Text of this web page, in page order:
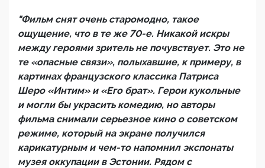
"Фильм снят очень старомодно, такое
ощущение, что в те же 70-е. Никакой искры
между героями зритель не почувствует. Это не
те «опасные связи», полыхавшие, к примеру, в
картинах французского классика Патриса
Шеро «Интим» и «Его брат». Герои кукольные
и могли бы украсить комедию, но авторы
фильма снимали серьезное кино о советском
режиме, который на экране получился
карикатурным и чем-то напомнил экспонаты
музея оккупации в Эстонии. Рядом с